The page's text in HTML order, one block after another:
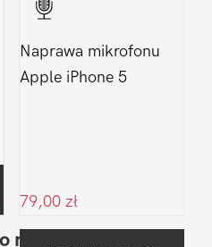
Naprawa mikrofonu
Apple iPhone 5
79,00 zł
na blogu